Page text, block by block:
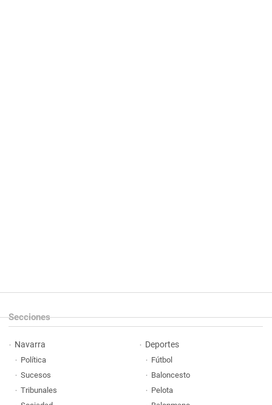
Secciones
Navarra
Política
Sucesos
Tribunales
Deportes
Fútbol
Baloncesto
Pelota